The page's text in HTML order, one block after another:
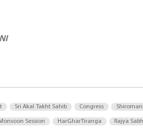
Sri Akal Takht Sahib Congress
Monsoon Session HarGharTiranga Rajya